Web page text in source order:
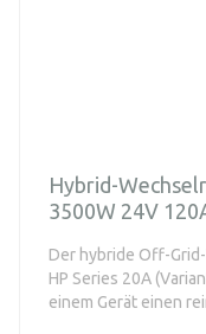
Hybrid-
3500W 24V
Der hybride Off-
HP Series 20A
einem Gerät einen